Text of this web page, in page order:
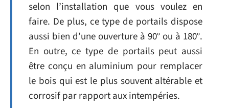
selon l’installation que vous voulez en
faire. De plus, ce type de portails dispose
aussi bien d’une ouverture à 90° ou à 180°.
En outre, ce type de portails peut aussi
être conçu en aluminium pour remplacer
le bois qui est le plus souvent altérable et
corrosif par rapport aux intempéries.